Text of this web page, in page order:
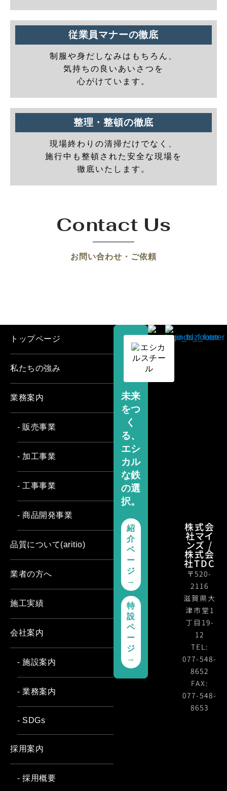
従業員マナーの徹底
制服や身だしなみはもちろん、
気持ちの良いあいさつを
心がけています。
整理・整頓の徹底
現場終わりの清掃だけでなく、
施行中も整頓された安全な現場を
徹底いたします。
Contact Us
お問い合わせ・ご依頼
株式会
社マイ
ンズ /
株式会
社TDC
〒520-
2116
滋賀県大
津市堂1
丁目19-
12
TEL:
077-548-
8652
FAX:
077-548-
8653
未来
をつ
く
る、
エシ
カル
な鉄
の選
択。
紹
介
ペ
ー
ジ
→
特
設
ペ
ー
ジ
→
トップページ
私たちの強み
業務案内
- 販売事業
- 加工事業
- 工事事業
- 商品開発事業
品質について(aritio)
業者の方へ
施工実績
会社案内
- 施設案内
- 業務案内
- SDGs
採用案内
- 採用概要